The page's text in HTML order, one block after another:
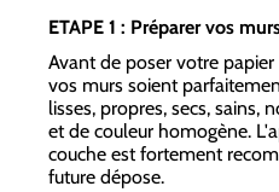
ETAPE 1 : Préparer vos
Avant de poser votre
vos murs soient
lisses, propres, secs, sains,
et de couleur homogène.
couche est fortement
future dépose.